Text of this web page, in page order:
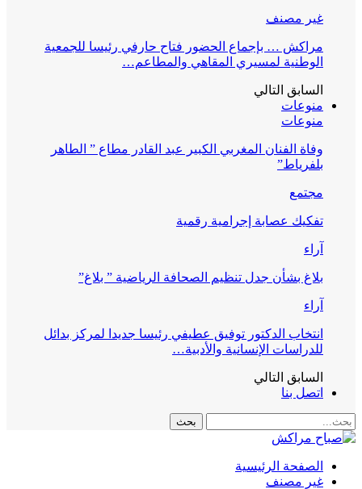
غير مصنف
مراكش … بإجماع الحضور فتاح حارفي رئيسا للجمعية
الوطنية لمسيري المقاهي والمطاعم…
السابق التالي
منوعات
منوعات
وفاة الفنان المغربي الكبير عبد القادر مطاع ” الطاهر
بلفرياط”
مجتمع
تفكيك عصابة إجرامية رقمية
آراء
بلاغ بشأن جدل تنظيم الصحافة الرياضية ” بلاغ”
آراء
انتخاب الدكتور توفيق عطيفي رئيسا جديدا لمركز بدائل
للدراسات الإنسانية والأدبية…
السابق التالي
اتصل بنا
الصفحة الرئيسية
غير مصنف